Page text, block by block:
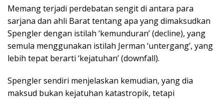
Memang terjadi perdebatan sengit di antara para
sarjana dan ahli Barat tentang apa yang dimaksudkan
Spengler dengan istilah ‘kemunduran’ (decline), yang
semula menggunakan istilah Jerman ‘untergang’, yang
lebih tepat berarti ‘kejatuhan’ (downfall).
Spengler sendiri menjelaskan kemudian, yang dia
maksud bukan kejatuhan katastropik, tetapi